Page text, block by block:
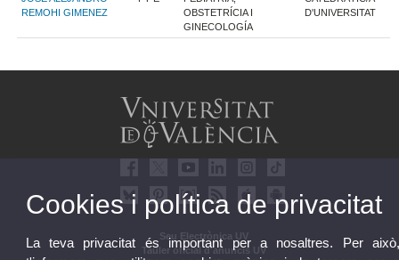
REMOHI GIMENEZ
OBSTETRÍCIA I
GINECOLOGÍA
D'UNIVERSITAT
Seu Electrònica UV
Tauler oficial d'anuncis UV
Cookies i política de privacitat
La teva privacitat és important per a nosaltres. Per